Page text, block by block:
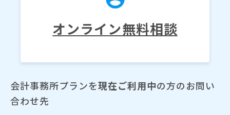
オンライン無料相談
会計事務所プランを現在ご利用中の方のお問い
合わせ先